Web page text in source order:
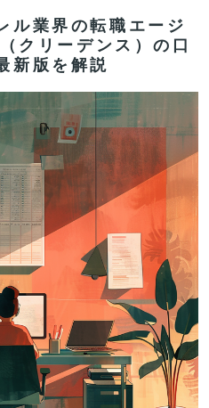
ル業界の転職エージ
クリーデンス）の口
新版を解説